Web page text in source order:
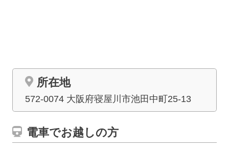
所在地
572-0074 大阪府寝屋川市池田中町25-13
電車でお越しの方